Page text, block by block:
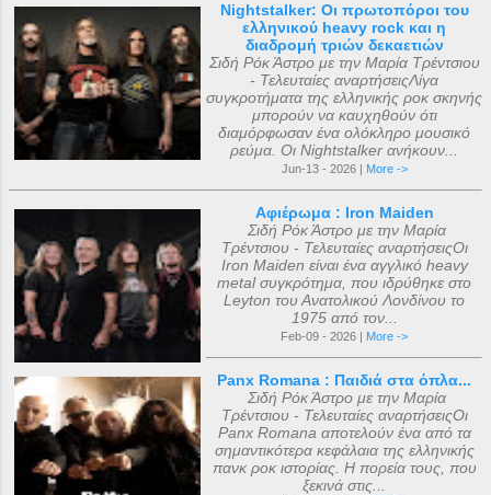
Nightstalker: Οι πρωτοπόροι του
ελληνικού heavy rock και η
διαδρομή τριών δεκαετιών
Σιδή Ρόκ Άστρο με την Μαρία Τρέντσιου
- Τελευταίες αναρτήσειςΛίγα
συγκροτήματα της ελληνικής ροκ σκηνής
μπορούν να καυχηθούν ότι
διαμόρφωσαν ένα ολόκληρο μουσικό
ρεύμα. Οι Nightstalker ανήκουν...
Jun-13 - 2026 | More ->
Αφιέρωμα : Iron Maiden
Σιδή Ρόκ Άστρο με την Μαρία
Τρέντσιου - Τελευταίες αναρτήσειςΟι
Iron Maiden είναι ένα αγγλικό heavy
metal συγκρότημα, που ιδρύθηκε στο
Leyton του Ανατολικού Λονδίνου το
1975 από τον...
Feb-09 - 2026 | More ->
Panx Romana : Παιδιά στα όπλα...
Σιδή Ρόκ Άστρο με την Μαρία
Τρέντσιου - Τελευταίες αναρτήσειςΟι
Panx Romana αποτελούν ένα από τα
σημαντικότερα κεφάλαια της ελληνικής
πανκ ροκ ιστορίας. Η πορεία τους, που
ξεκινά στις...